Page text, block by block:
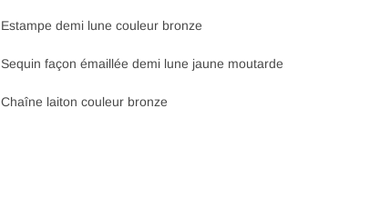
Estampe demi lune couleur bronze
Sequin façon émaillée demi lune jaune moutarde
Chaîne laiton couleur bronze